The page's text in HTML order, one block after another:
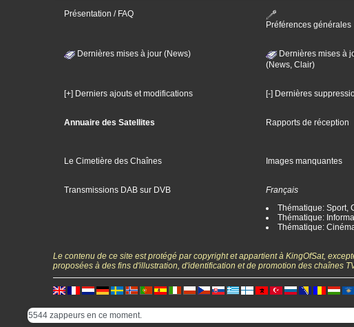
Présentation / FAQ
Préférences générales
Dernières mises à jour (News)
Dernières mises à
(News, Clair)
[+] Derniers ajouts et modifications [-] Dernières
Annuaire des Satellites Rapports de réception
Le Cimetière des Chaînes Images manquantes
Transmissions DAB sur DVB
Français
Thématique: Sport,
Thématique:
Thématique:
Le contenu de ce site est protégé par copyright et appartient à KingOfSat,
proposées à des fins d'illustration, d'identification et de promotion des chaînes
5544 zappeurs en ce moment.